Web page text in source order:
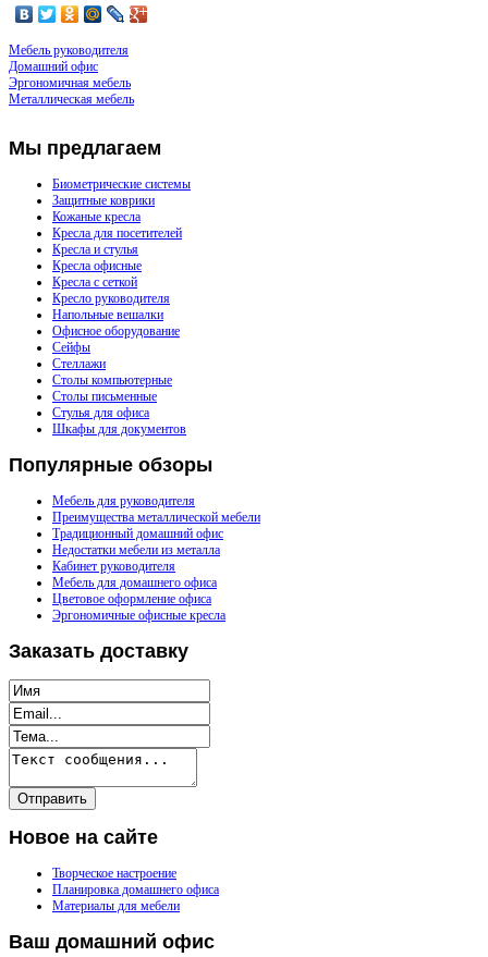
Мебель руководителя
Домашний офис
Эргономичная мебель
Металлическая мебель
Мы предлагаем
Биометрические системы
Защитные коврики
Кожаные кресла
Кресла для посетителей
Кресла и стулья
Кресла офисные
Кресла с сеткой
Кресло руководителя
Напольные вешалки
Офисное оборудование
Сейфы
Стеллажи
Столы компьютерные
Столы письменные
Стулья для офиса
Шкафы для документов
Популярные обзоры
Мебель для руководителя
Преимущества металлической мебели
Традиционный домашний офис
Недостатки мебели из металла
Кабинет руководителя
Мебель для домашнего офиса
Цветовое оформление офиса
Эргономичные офисные кресла
Заказать доставку
Новое на сайте
Творческое настроение
Планировка домашнего офиса
Материалы для мебели
Ваш домашний офис